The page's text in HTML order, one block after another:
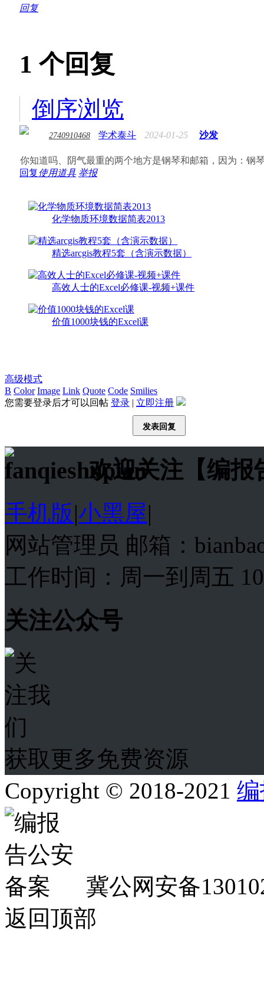
回复
1 个回复
倒序浏览
2740910468 学术泰斗 2024-01-25 沙发
你知道吗、阴气最重的两个地方是钢琴和邮箱，因为：钢
回复使用道具 举报
化学物质环境数据简表2013
精选arcgis教程5套（含演示数据）
高效人士的Excel必修课-视频+课件
价值1000块钱的Excel课
高级模式
B Color Image Link Quote Code Smilies
您需要登录后才可以回帖 登录 | 立即注册
发表回复
欢迎关注【编报
手机版|小黑屋|
网站管理员 邮箱：
工作时间：周一到周五
关注公众号
获取更多免费资源
Copyright © 2018-2021
冀公网安备
返回顶部